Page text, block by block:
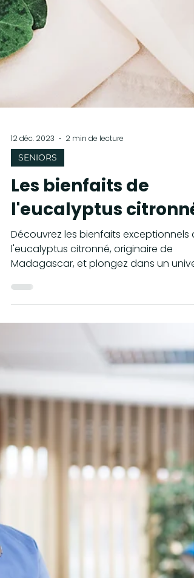
Les bienfaits de
l'eucalyptus citronné
Découvrez les bienfaits exceptionnels
l'eucalyptus citronné, originaire de
Madagascar, et plongez dans un
de thérapie naturelle.